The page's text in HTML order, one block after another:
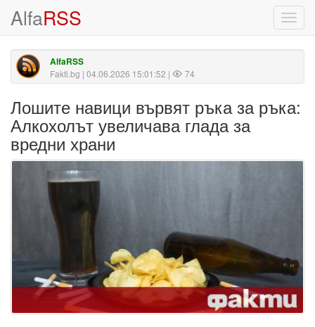
AlfaRSS
AlfaRSS
Fakti.bg | 04.06.2026 15:01:52 | 74
Лошите навици вървят ръка за ръка:
Алкохолът увеличава глада за
вредни храни